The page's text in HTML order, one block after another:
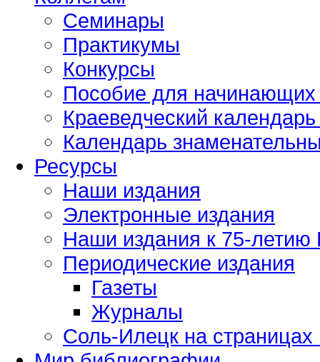
Семинары
Практикумы
Конкурсы
Пособие для начинающих
Краеведческий
Календарь
Ресурсы
Наши издания
Электронные издания
Наши издания к 75-
Периодические издания
Газеты
Журналы
Соль-Илецк на